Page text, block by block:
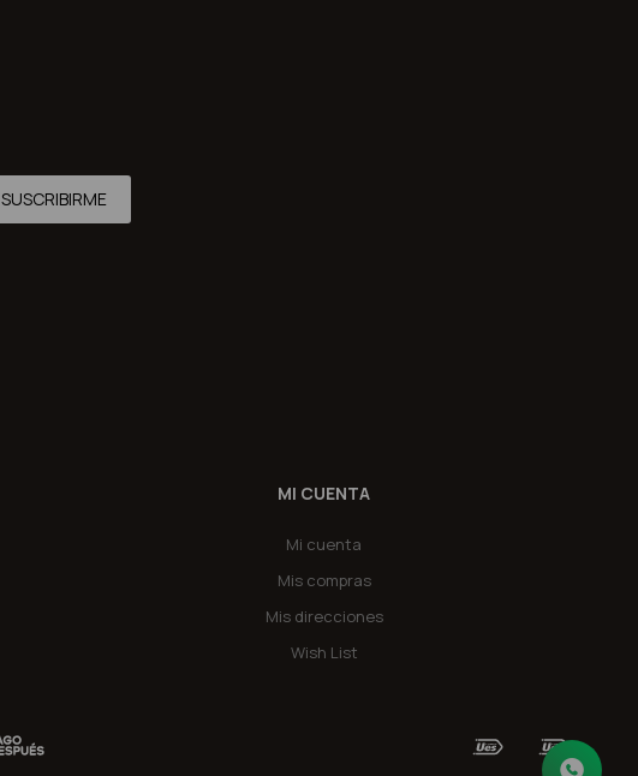
MI CUENTA
Mi cuenta
Mis compras
Mis direcciones
Wish List
SUSCRIBIRME